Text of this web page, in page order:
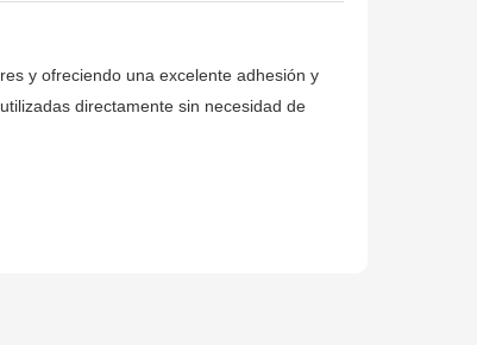
y ofreciendo una excelente adhesión y
directamente sin necesidad de